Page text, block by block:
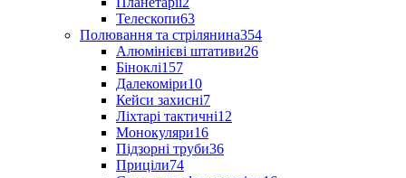
Телескопи63
Полювання та стрілянина354
Алюмінієві штативи26
Біноклі157
Далекоміри10
Кейси захисні7
Ліхтарі тактичні12
Монокуляри16
Підзорні труби36
Приціли74